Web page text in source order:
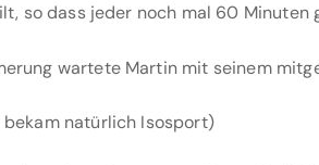
so dass jeder noch mal 60 Minuten
wartete Martin mit seinem
bekam natürlich Isosport)